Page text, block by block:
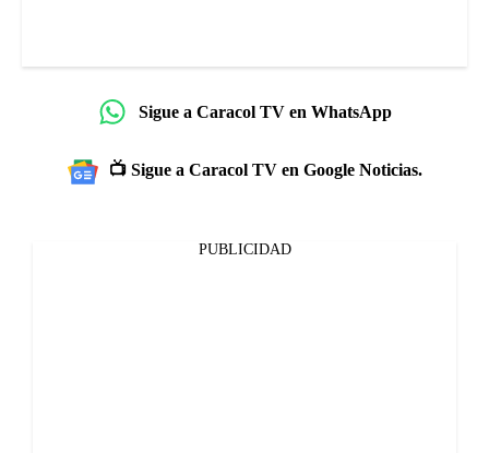
Sigue a Caracol TV en WhatsApp
📺 Sigue a Caracol TV en Google Noticias.
PUBLICIDAD